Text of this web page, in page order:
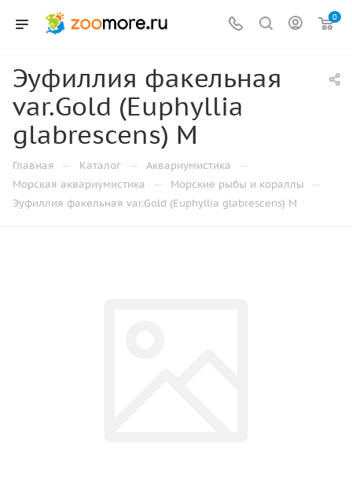
0
Эуфиллия факельная
var.Gold (Euphyllia
glabrescens) М
Главная — Каталог — Аквариумистика —
Морская аквариумистика — Морские рыбы и кораллы —
Эуфиллия факельная var.Gold (Euphyllia glabrescens) М